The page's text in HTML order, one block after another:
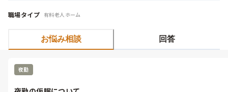
職場タイプ 有料老人ホーム
お悩み相談 回答
夜勤